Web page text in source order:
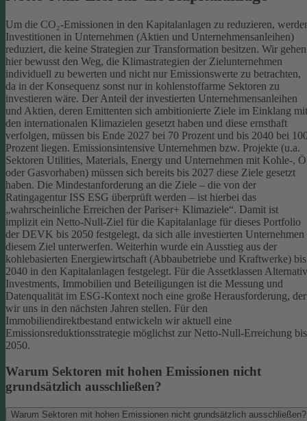
Um die CO₂-Emissionen in den Kapitalanlagen zu reduzieren,
Investitionen in Unternehmen (Aktien und Unternehmensanleihen)
reduziert, die keine Strategien zur Transformation besitzen. Wir gehen
hier bewusst den Weg, die Klimastrategien der Zielunternehmen
individuell zu bewerten und nicht nur Emissionswerte zu betrachten,
da in der Konsequenz sonst nur in kohlenstoffarme Sektoren zu
investieren wäre. Der Anteil der investierten Unternehmensanleihen
und Aktien, deren Emittenten sich ambitionierte Ziele im Einklang mit
den internationalen Klimazielen gesetzt haben und diese ernsthaft
verfolgen, müssen bis Ende 2027 bei 70 Prozent und bis 2040 bei
Prozent liegen. Emissionsintensive Unternehmen bzw. Projekte (u.a.
Sektoren Utilities, Materials, Energy und Unternehmen mit Kohle-,
oder Gasvorhaben) müssen sich bereits bis 2027 diese Ziele gesetzt
haben. Die Mindestanforderung an die Ziele – die von der
Ratingagentur ISS ESG überprüft werden – ist hierbei das
„wahrscheinliche Erreichen der Pariser+ Klimaziele“. Damit ist
implizit ein Netto-Null-Ziel für die Kapitalanlage für dieses Portfolio
der DEVK bis 2050 festgelegt, da sich alle investierten Unternehmen
diesem Ziel unterwerfen. Weiterhin wurde ein Ausstieg aus der
kohlebasierten Energiewirtschaft (Abbaubetriebe und Kraftwerke) bis
2040 in den Kapitalanlagen festgelegt. Für die Assetklassen
Investments, Immobilien und Beteiligungen ist die Messung und
Datenqualität im ESG-Kontext noch eine große Herausforderung, der
wir uns in den nächsten Jahren stellen. Für den
Immobiliendirektbestand entwickeln wir aktuell eine
Emissionsreduktionsstrategie möglichst zur Netto-Null-Erreichung bis
2050.
Warum Sektoren mit hohen Emissionen nicht
grundsätzlich ausschließen?
Warum Sektoren mit hohen Emissionen nicht grundsätzlich ausschließen?